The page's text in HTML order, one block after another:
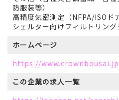
防服装等）
高精度気密測定（NFPA/ISOド
シェルター向けフィルトリン
ホームページ
https://
この企業の求人一覧